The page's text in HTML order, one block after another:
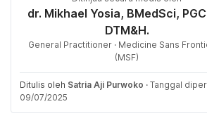
dr. Mikhael Yosia, BMedSci,
DTM&H.
General Practitioner · Medicine Sans
(MSF)
Ditulis oleh Satria Aji Purwoko · Tanggal
09/07/2025